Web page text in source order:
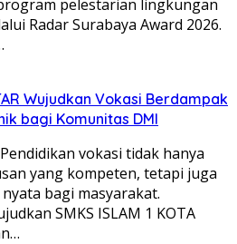
pelestarian lingkungan
Radar Surabaya Award 2026.
Wujudkan Vokasi Berdampak
bagi Komunitas DMI
vokasi tidak hanya
yang kompeten, tetapi juga
bagi masyarakat.
SMKS ISLAM 1 KOTA